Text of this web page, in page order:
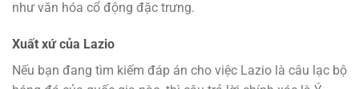
như văn hóa cổ động đặc trưng.
Xuất xứ của Lazio
Nếu bạn đang tìm kiếm đáp án cho việc Lazio là câu lạc bộ